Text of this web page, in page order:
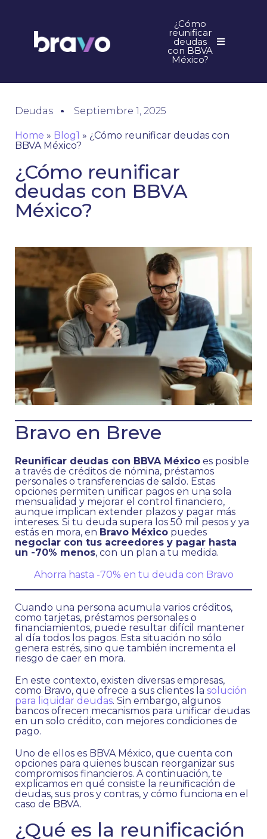
¿Cómo
reunificar
deudas
con BBVA
México?
Deudas Septiembre 1, 2025
Home » Blog1 » ¿Cómo reunificar deudas con
BBVA México?
¿Cómo reunificar
deudas con BBVA
México?
Bravo en Breve
Reunificar deudas con BBVA México es posible
a través de créditos de nómina, préstamos
personales o transferencias de saldo. Estas
opciones permiten unificar pagos en una sola
mensualidad y mejorar el control financiero,
aunque implican extender plazos y pagar más
intereses. Si tu deuda supera los 50 mil pesos y ya
estás en mora, en Bravo México puedes
negociar con tus acreedores y pagar hasta
un -70% menos, con un plan a tu medida.
Ahorra hasta -70% en tu deuda con Bravo
Cuando una persona acumula varios créditos,
como tarjetas, préstamos personales o
financiamientos, puede resultar difícil mantener
al día todos los pagos. Esta situación no sólo
genera estrés, sino que también incrementa el
riesgo de caer en mora.
En este contexto, existen diversas empresas,
como Bravo, que ofrece a sus clientes la solución
para liquidar deudas. Sin embargo, algunos
bancos ofrecen mecanismos para unificar deudas
en un solo crédito, con mejores condiciones de
pago.
Uno de ellos es BBVA México, que cuenta con
opciones para quienes buscan reorganizar sus
compromisos financieros. A continuación, te
explicamos en qué consiste la reunificación de
deudas, sus pros y contras, y cómo funciona en el
caso de BBVA.
¿Qué es la reunificación